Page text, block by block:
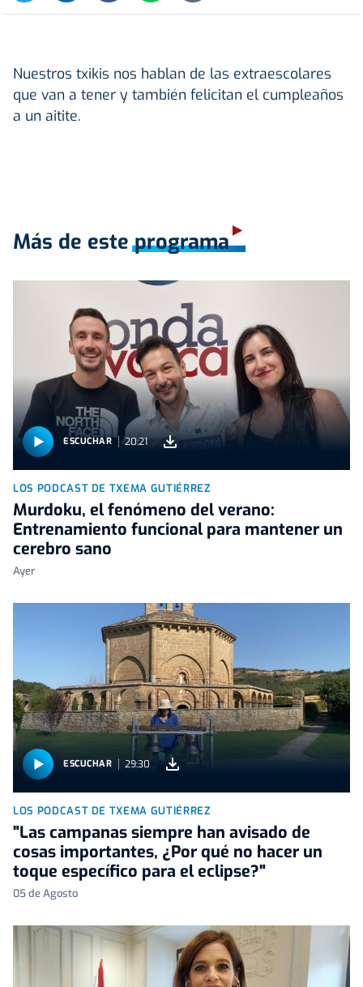
Nuestros txikis nos hablan de las extraescolares
que van a tener y también felicitan el cumpleaños
a un aitite.
Más de este programa
ESCUCHAR 20:21
LOS PODCAST DE TXEMA GUTIÉRREZ
Murdoku, el fenómeno del verano:
Entrenamiento funcional para mantener un
cerebro sano
Ayer
ESCUCHAR 29:30
LOS PODCAST DE TXEMA GUTIÉRREZ
"Las campanas siempre han avisado de
cosas importantes, ¿Por qué no hacer un
toque específico para el eclipse?"
05 de Agosto